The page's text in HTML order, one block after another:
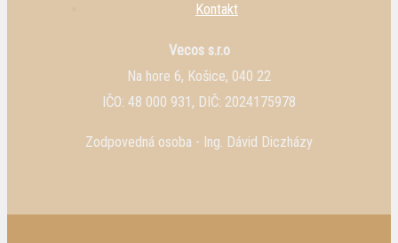
Kontakt
Vecos s.r.o
Na hore 6, Košice, 040 22
IČO: 48 000 931, DIČ: 2024175978
Zodpovedná osoba - Ing. Dávid Diczházy